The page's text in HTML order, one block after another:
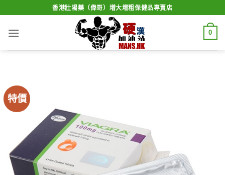
to
content
香港壯陽藥（偉哥）增大增粗保健品專賣店
0
特價